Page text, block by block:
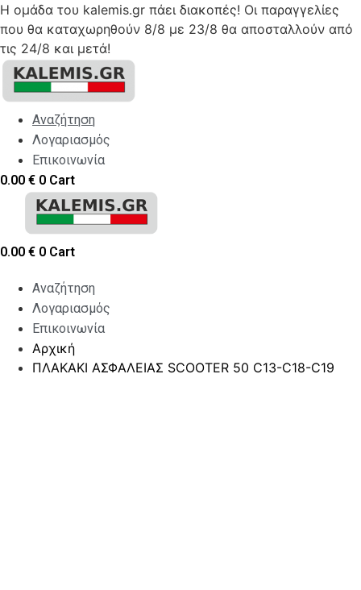
Η ομάδα του kalemis.gr πάει διακοπές! Οι παραγγελίες
που θα καταχωρηθούν 8/8 με 23/8 θα αποσταλλούν από
τις 24/8 και μετά!
Skip
content
Αναζήτηση
Λογαριασμός
Επικοινωνία
0.00 € 0 Cart
0.00 € 0 Cart
Αναζήτηση
Λογαριασμός
Επικοινωνία
Αρχική
ΠΛΑΚΑΚΙ ΑΣΦΑΛΕΙΑΣ SCOOTER 50 C13-C18-C19